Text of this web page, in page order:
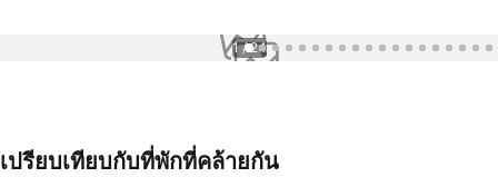
1 / 24
เปรียบเทียบกับที่พักที่คล้ายกัน